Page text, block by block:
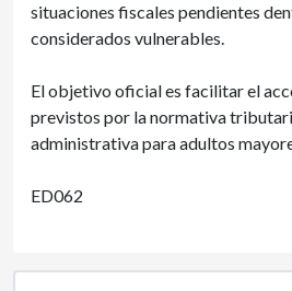
situaciones fiscales pendientes
considerados vulnerables.
El objetivo oficial es facilitar el
previstos por la normativa
administrativa para adultos
ED062